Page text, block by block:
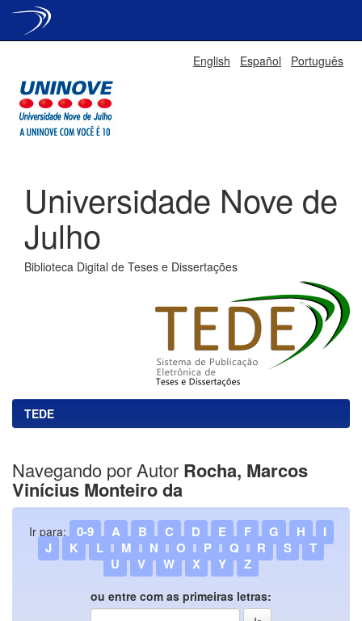
English Español Português
Universidade Nove de
Julho
Biblioteca Digital de Teses e Dissertações
TEDE
Navegando por Autor Rocha, Marcos
Vinícius Monteiro da
Ir para: 0-9 A B C D E F G H
I
J
K L M N O P Q R S
T
U
V W X Y Z
ou entre com as primeiras letras: